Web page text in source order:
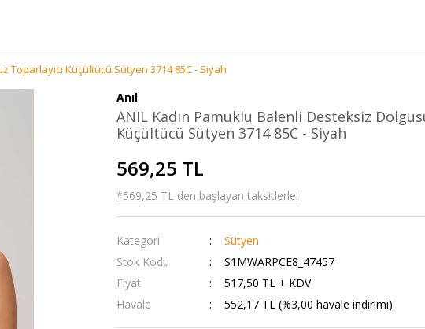
Küçültücü Sütyen 3714 85C - Siyah
Anıl
ANIL Kadın Pamuklu Balenli Desteksiz
Küçültücü Sütyen 3714 85C - Siyah
569,25 TL
*569,25 TL den başlayan taksitlerle!
Kategori
Sütyen
Stok Kodu
S1MWARPCE8_47457
Fiyat
517,50 TL + KDV
Havale
552,17 TL (%3,00 havale indirimi)